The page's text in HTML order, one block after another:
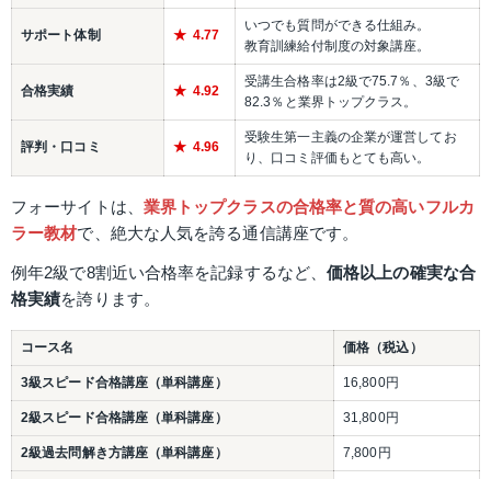
サポート体制 4.77
いつでも質問ができる仕組み。
教育訓練給付制度の対象講座。
合格実績 4.92
受講生合格率は2級で75.7％、3級で
82.3％と業界トップクラス。
評判・口コミ 4.96
受験生第一主義の企業が運営してお
り、口コミ評価もとても高い。
フォーサイトは、 業界トップクラスの合格率と質の高いフルカ
ラー教材で、絶大な人気を誇る通信講座です。
例年2級で8割近い合格率を記録するなど、 価格以上の確実な合
格実績を誇ります。
コース名 価格（税込）
3級スピード合格講座（単科講座） 16,800円
2級スピード合格講座（単科講座） 31,800円
2級過去問解き方講座（単科講座） 7,800円